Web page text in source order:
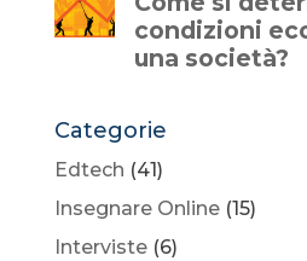
Categorie
Edtech (41)
Insegnare Online(15)
Interviste(6)